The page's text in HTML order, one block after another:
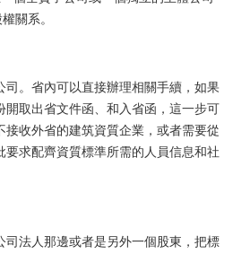
關系。
司。省內可以直接辦理相關手續，如果
開取出省文件函、和入省函，這一步可
接收外省的建筑資質企業，或者需要從
要求配齊資質標準所需的人員信息和社
司法人那邊或者是另外一個股東，把標